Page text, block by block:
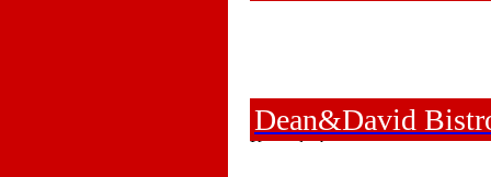
Dean&David